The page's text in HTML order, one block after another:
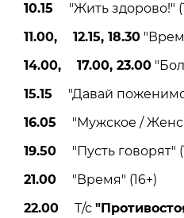
10.15 "Жить здорово!"
11.00, 12.15, 18.30
14.00, 17.00, 23.00
15.15 "Давай
16.05 "Мужское /
19.50 "Пусть говорят"
21.00 "Время" (16+)
22.00 Т/с